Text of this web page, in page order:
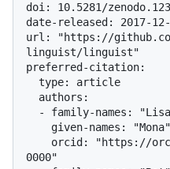
doi: 10.5281/
date-released: 2017-
url: "https://
linguist/linguist"
preferred-citation:
0000"